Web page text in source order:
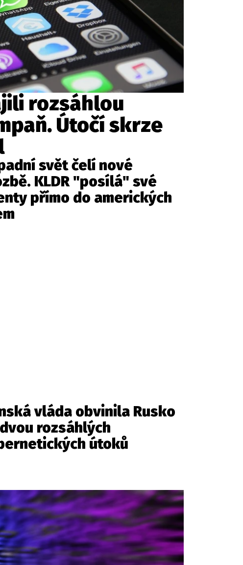
rozsáhlou
Útočí skrze
svět čelí nové
KLDR "posílá" své
přímo do amerických
vláda obvinila Rusko
rozsáhlých
útoků